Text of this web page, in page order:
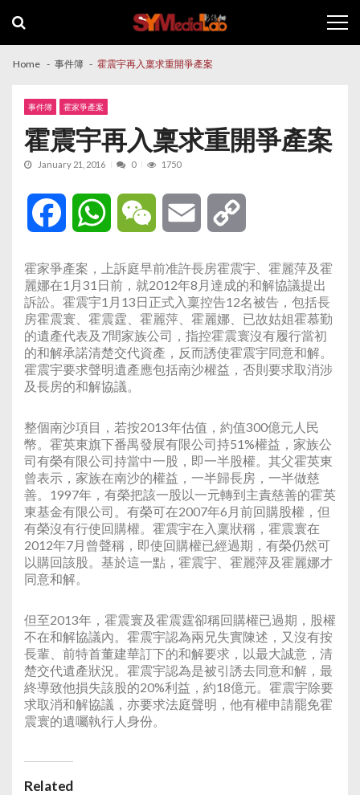
navigation
content
Home 事件簿 霍震宇再入稟求重開爭產案
事件簿 霍家爭產案
霍震宇再入稟求重開爭產案
January 21, 2016 0 1750
Facebook WhatsAppWeChat Email
霍家爭產案，上訴庭早前准許長房霍震宇、霍麗萍及霍
麗娜在1月31日前，就2012年8月達成的和解協議提出
訴訟。霍震宇1月13日正式入稟控告12名被告，包括長
房霍震寰、霍震霆、霍麗萍、霍麗娜、已故姑姐霍慕勤
的遺產代表及7間家族公司，指控霍震寰沒有履行當初
的和解承諾清楚交代資產，反而誘使霍震宇同意和解。
霍震宇要求聲明遺產應包括南沙權益，否則要求取消涉
及長房的和解協議。
整個南沙項目，若按2013年估值，約值300億元人民
幣。霍英東旗下番禺發展有限公司持51%權益，家族公
司有榮有限公司持當中一股，即一半股權。其父霍英東
曾表示，家族在南沙的權益，一半歸長房，一半做慈
善。1997年，有榮把該一股以一元轉到主責慈善的霍英
東基金有限公司。有榮可在2007年6月前回購股權，但
有榮沒有行使回購權。霍震宇在入稟狀稱，霍震寰在
2012年7月曾聲稱，即使回購權已經過期，有榮仍然可
以購回該股。基於這一點，霍震宇、霍麗萍及霍麗娜才
同意和解。
但至2013年，霍震寰及霍震霆卻稱回購權已過期，股權
不在和解協議內。霍震宇認為兩兄失實陳述，又沒有按
長輩、前特首董建華訂下的和解要求，以最大誠意，清
楚交代遺產狀況。霍震宇認為是被引誘去同意和解，最
終導致他損失該股的20%利益，約18億元。霍震宇除要
求取消和解協議，亦要求法庭聲明，他有權申請罷免霍
震寰的遺囑執行人身份。
Related